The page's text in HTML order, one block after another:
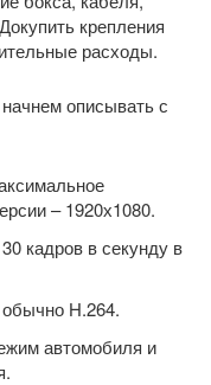
крепления
расходы.
описывать с
– 1920х1080.
кадров в секунду в
H.264.
автомобиля и